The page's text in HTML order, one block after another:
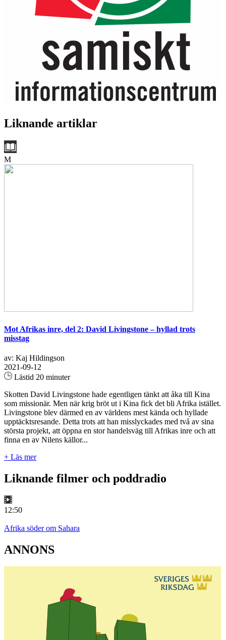
Liknande artiklar
M
Mot Afrikas inre, del 2: David Livingstone – hyllad trots
misstag
av: Kaj Hildingson
2021-09-12
Lästid 20 minuter
Skotten David Livingstone hade egentligen tänkt att åka till Kina
som missionär. Men när krig bröt ut i Kina fick det bli Afrika istället.
Livingstone blev därmed en av världens mest kända och hyllade
upptäcktsresande. Detta trots att han misslyckades med två av sina
största projekt, att öppna en stor handelsväg till Afrikas inre och att
finna en av Nilens källor...
+ Läs mer
Liknande filmer och poddradio
12:50
Afrika söder om Sahara
ANNONS